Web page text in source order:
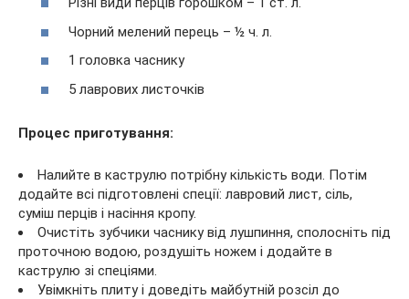
Чорний мелений перець – ½ ч. л.
1 головка часнику
5 лаврових листочків
Процес приготування:
Налийте в каструлю потрібну кількість води. Потім
додайте всі підготовлені спеції: лавровий лист, сіль,
суміш перців і насіння кропу.
Очистіть зубчики часнику від лушпиння, сполосніть під
проточною водою, роздушіть ножем і додайте в
каструлю зі спеціями.
Увімкніть плиту і доведіть майбутній розсіл до